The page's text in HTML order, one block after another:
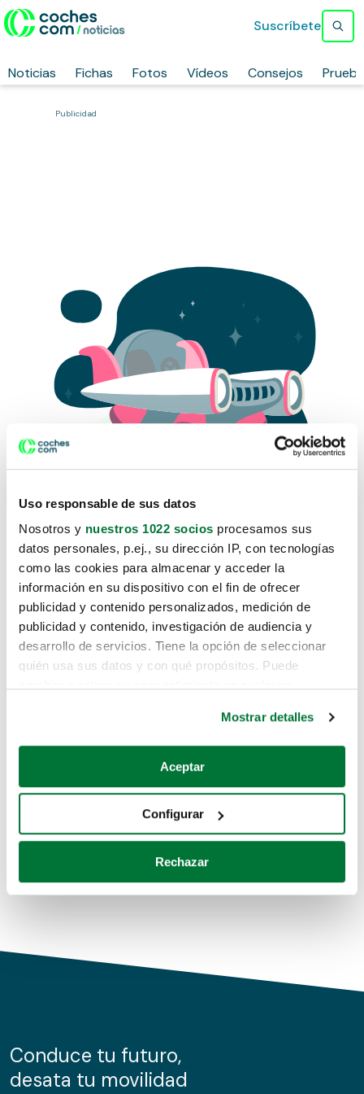
Uso responsable de sus datos
Nosotros y nuestros 1022 socios procesamos sus
datos personales, p.ej., su dirección IP, con tecnologías
como las cookies para almacenar y acceder la
información en su dispositivo con el fin de ofrecer
publicidad y contenido personalizados, medición de
publicidad y contenido, investigación de audiencia y
desarrollo de servicios. Tiene la opción de seleccionar
quién usa sus datos y con qué propósitos. Puede
Si lo permite, también quisiéramos:
Recopilar información sobre su ubicación geográfica
Identificar su dispositivo analizándolo activamente
para buscar características específicas (huellas
Obtenga más información sobre cómo se procesan sus
de cookies.
información sobre el uso que haga del sitio web con
nuestros partners de redes sociales, publicidad y análisis
Mostrar detalles
Aceptar
Configurar
Rechazar
Noticias Fichas Fotos Vídeos Consejos
Suscríbete
Publicidad
Lo sentimos, no sabemos como
te hemos traido hasta aquí.
Pero puedes encontrar el coche que estás
buscando en alguno de estos enlaces:
Coches de segunda mano
Coches de km0
Conduce tu futuro,
desata tu movilidad